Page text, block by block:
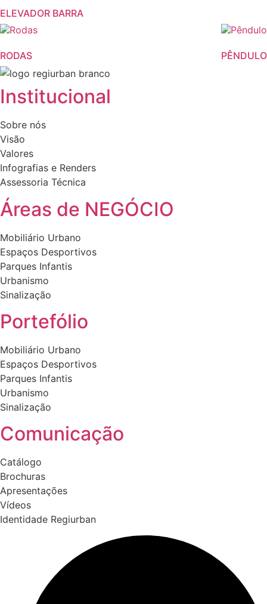
ELEVADOR BARRA
RODAS PÊNDULO
Institucional
Sobre nós
Visão
Valores
Infografias e Renders
Assessoria Técnica
Áreas de NEGÓCIO
Mobiliário Urbano
Espaços Desportivos
Parques Infantis
Urbanismo
Sinalização
Portefólio
Mobiliário Urbano
Espaços Desportivos
Parques Infantis
Urbanismo
Sinalização
Comunicação
Catálogo
Brochuras
Apresentações
Vídeos
Identidade Regiurban